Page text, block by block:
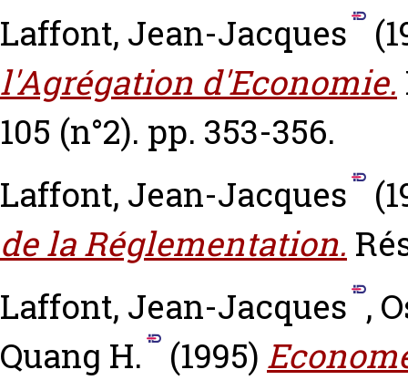
Laffont, Jean-Jacques
l'Agrégation d'Economie.
105 (n°2). pp. 353-356.
Laffont, Jean-Jacques
de la Réglementation.
Laffont, Jean-Jacques ,
Quang H.
(1995)